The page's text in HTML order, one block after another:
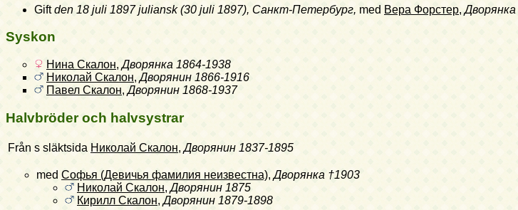
Giftden 18 juli 1897 juliansk (30 juli 1897), Санкт-Петербург, med Вера Форстер,Дворянка
Syskon
Нина Скалон,Дворянка 1864-1938
Николай Скалон,Дворянин 1866-1916
Павел Скалон,Дворянин 1868-1937
Halvbröder och halvsystrar
Från s släktsida Николай Скалон,Дворянин 1837-1895
med Софья (Девичья фамилия неизвестна),Дворянка †1903
Николай Скалон,Дворянин 1875
Кирилл Скалон,Дворянин 1879-1898